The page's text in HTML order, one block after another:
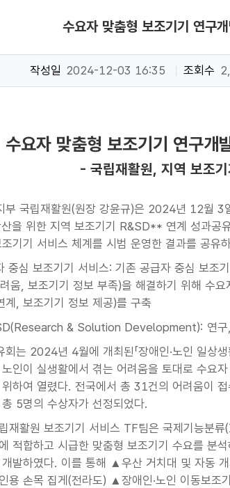
수요자 맞춤형 보조기기 연구
작성일 2024-12-03 16:35 조회수
수요자 맞춤형 보조기기 연구개
- 국립재활원, 지역 보조
부 국립재활원(원장 강윤규)은 2024년 12월 3
을 위한 지역 보조기기 R&SD** 연계 성과공
기기 서비스 체계를 시범 운영한 결과를 공유
중심 보조기기 서비스: 기존 공급자 중심 보조
움, 보조기기 정보 부족)을 해결하기 위해 수
계, 보조기기 정보 제공)를 구축
& Solution Development): 연구,
회는 2024년 4월에 개최된「장애인·노인 일상
인이 실생활에서 겪는 어려움을 토대로 수요
하여 열렸다. 전국에서 총 31건의 어려움이
5명의 수상자가 선정되었다.
재활원 보조기기 서비스 TF팀은 국제기능분
적합하고 시급한 맞춤형 보조기기 수요를 분
개발하였다. 이를 통해 ▲우산 거치대 및 자동
용 손목 집게(전라도) ▲장애인·노인 이동보조